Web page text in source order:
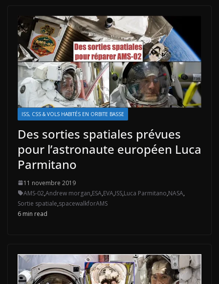
ISS, CSS & VOLS HABITÉS EN ORBITE BASSE
Des sorties spatiales prévues
pour l’astronaute européen Luca
Parmitano
11 novembre 2019
AMS-02,Andrew morgan,ESA,EVA,ISS,Luca Parmitano,NASA,
Sortie spatiale,spacewalkforAMS
6 min read